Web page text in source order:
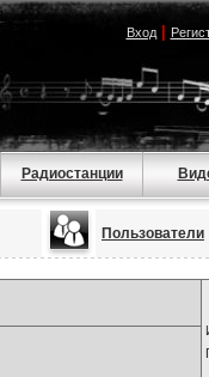
Вход|
Радиостанции
Пользователи